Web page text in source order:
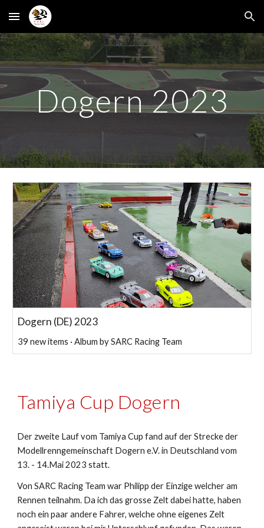
Skip to main content Skip to navigation
Dogern2023
Dogern (DE) 2023
39 new items · Album by SARC Racing Team
Tamiya Cup Dogern
Der zweite Lauf vom Tamiya Cup fandauf der Strecke der
Modellrenngemeinschaft Dogern e.V.in Deutschland vom
13. - 14.Mai2023 statt.
Von SARC Racing Team war Philipp der Einzige welcheram
Rennen teilnahm. Da ichdas grosse Zelt dabei hatte,haben
noch ein paar andere Fahrer, welche ohne eigenes Zelt